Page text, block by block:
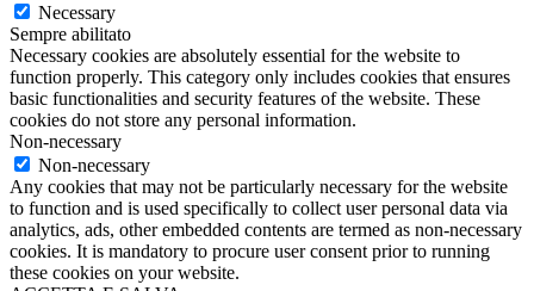
Necessary
Sempre abilitato
Necessary cookies are absolutely essential for the website to
function properly. This category only includes cookies that ensures
basic functionalities and security features of the website. These
cookies do not store any personal information.
Non-necessary
Non-necessary
Any cookies that may not be particularly necessary for the website
to function and is used specifically to collect user personal data via
analytics, ads, other embedded contents are termed as non-necessary
cookies. It is mandatory to procure user consent prior to running
these cookies on your website.